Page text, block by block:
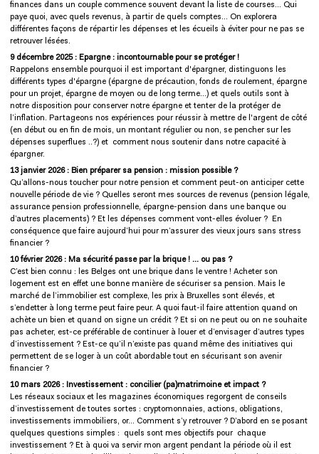
finances dans un couple commence souvent devant la liste de courses... Qui
paye quoi, avec quels revenus, à partir de quels comptes... On explorera
différentes façons de répartir les dépenses et les écueils à éviter pour ne pas se
retrouver lésées.
9 décembre 2025 : Epargne : incontournable pour se protéger !
Rappelons ensemble pourquoi il est important d'épargner, distinguons les
différents types d'épargne (épargne de précaution, fonds de roulement, épargne
pour un projet, épargne de moyen ou de long terme...) et quels outils sont à
notre disposition pour conserver notre épargne et tenter de la protéger de
l’inflation. Partageons nos expériences pour réussir à mettre de l'argent de côté
(en début ou en fin de mois, un montant régulier ou non, se pencher sur les
dépenses superflues ..?) et comment nous soutenir dans notre capacité à
épargner.
13 janvier 2026 : Bien préparer sa pension : mission possible ?
Qu’allons-nous toucher pour notre pension et comment peut-on anticiper cette
nouvelle période de vie ? Quelles seront mes sources de revenus (pension légale,
assurance pension professionnelle, épargne-pension dans une banque ou
d’autres placements) ? Et les dépenses comment vont-elles évoluer ? En
conséquence que faire aujourd’hui pour m’assurer des vieux jours sans stress
financier ?
10 février 2026 : Ma sécurité passe par la brique ! … ou pas ?
C’est bien connu : les Belges ont une brique dans le ventre ! Acheter son
logement est en effet une bonne manière de sécuriser sa pension. Mais le
marché de l’immobilier est complexe, les prix à Bruxelles sont élevés, et
s’endetter à long terme peut faire peur. A quoi faut-il faire attention quand on
achète un bien et quand on signe un crédit ? Et si on ne peut ou on ne souhaite
pas acheter, est-ce préférable de continuer à louer et d’envisager d’autres types
d’investissement ? Est-ce qu’il n’existe pas quand même des initiatives qui
permettent de se loger à un coût abordable tout en sécurisant son avenir
financier ?
10 mars 2026 : Investissement : concilier (pa)matrimoine et impact ?
Les réseaux sociaux et les magazines économiques regorgent de conseils
d’investissement de toutes sortes : cryptomonnaies, actions, obligations,
investissements immobiliers, or… Comment s’y retrouver ? D’abord en se posant
quelques questions simples : quels sont mes objectifs pour chaque
investissement ? Et à quoi va servir mon argent pendant la période où il est